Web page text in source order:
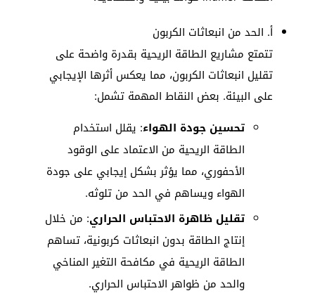
أ. الحد من انبعاثات الكربون
تتمتع مشاريع الطاقة الريحية بقدرة واضحة على
تقليل انبعاثات الكربون، مما يعكس أثرها الإيجابي
على البيئة. بعض النقاط المهمة تشمل:
تحسين جودة الهواء: يقلل استخدام
الطاقة الريحية من الاعتماد على الوقود
الأحفوري، مما يؤثر بشكل إيجابي على جودة
الهواء ويساهم في الحد من تلوثه.
تقليل ظاهرة الاحتباس الحراري: من خلال
إنتاج الطاقة بدون انبعاثات كربونية، تساهم
الطاقة الريحية في مكافحة التغير المناخي
والحد من ظواهر الاحتباس الحراري.